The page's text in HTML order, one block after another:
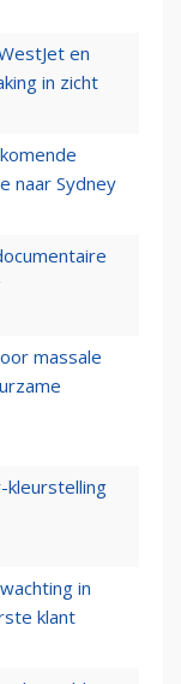
en
in zicht
naar Sydney
massale
kleurstelling
in
klant